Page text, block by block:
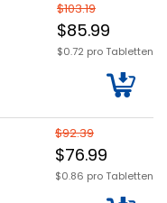
$103.19
$85.99
$0.72 pro Tabletten
$92.39
$76.99
$0.86 pro Tabletten